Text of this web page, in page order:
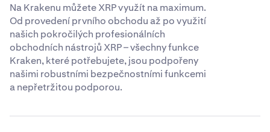
Na Krakenu můžete XRP využít na maximum.
Od provedení prvního obchodu až po využití
našich pokročilých profesionálních
obchodních nástrojů XRP – všechny funkce
Kraken, které potřebujete, jsou podpořeny
našimi robustními bezpečnostními funkcemi
a nepřetržitou podporou.